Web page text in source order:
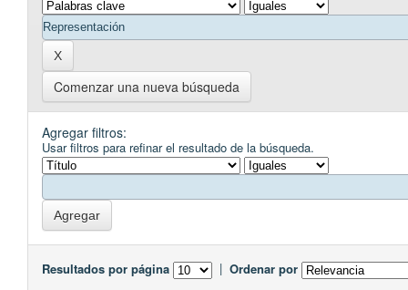
Comenzar una nueva búsqueda
Agregar filtros:
Usar filtros para refinar el resultado de la búsqueda.
Resultados por página | Ordenar por